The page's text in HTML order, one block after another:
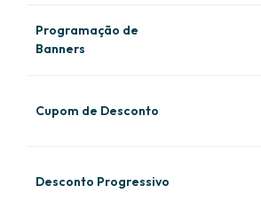
Programação de
Banners
Cupom de Desconto
Desconto Progressivo